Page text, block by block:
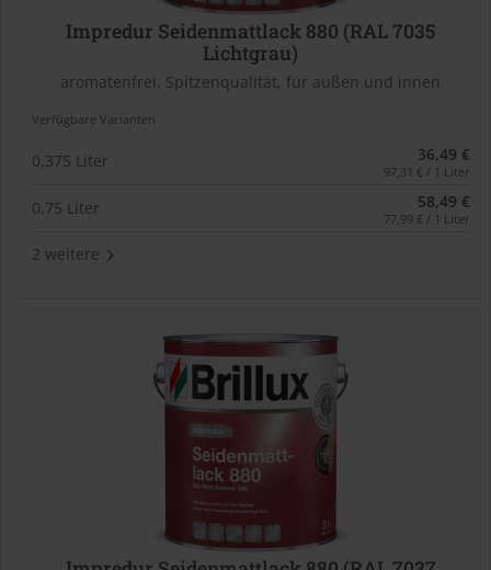
Impredur Seidenmattlack 880 (RAL 7035
Lichtgrau)
aromatenfrei, Spitzenqualität, für außen und innen
Verfügbare Varianten
0,375 Liter 36,49 €
97,31 € / 1 Liter
0,75 Liter 58,49 €
77,99 € / 1 Liter
2 weitere